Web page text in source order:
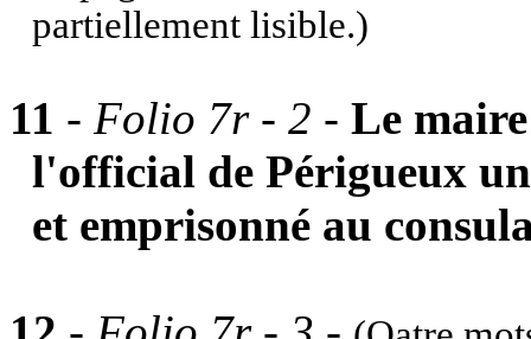
partiellement lisible.)
11 - Folio 7r - 2 - Le
l'official de Périgueux
et emprisonné au